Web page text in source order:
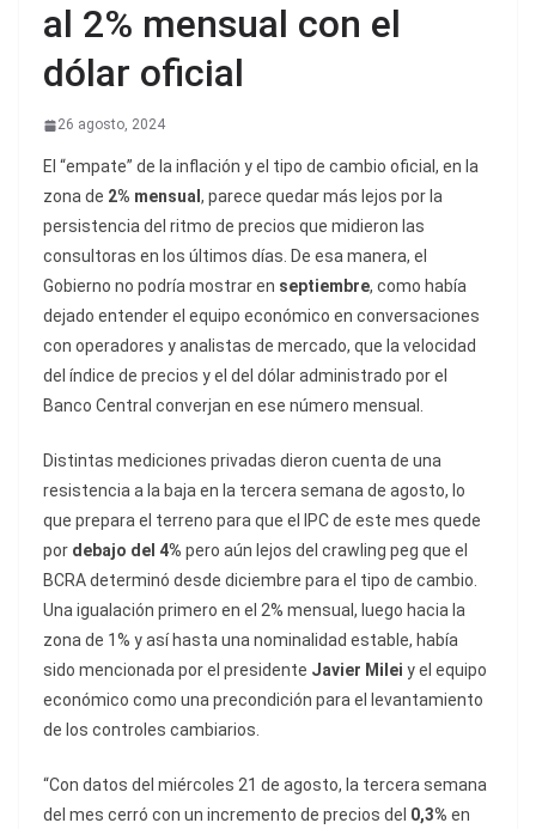
al 2% mensual con el
dólar oficial
26 agosto, 2024
El “empate” de la inflación y el tipo de cambio oficial, en la
zona de 2% mensual , parece quedar más lejos por la
persistencia del ritmo de precios que midieron las
consultoras en los últimos días. De esa manera, el
Gobierno no podría mostrar en septiembre, como había
dejado entender el equipo económico en conversaciones
con operadores y analistas de mercado, que la velocidad
del índice de precios y el del dólar administrado por el
Banco Central converjan en ese número mensual.
Distintas mediciones privadas dieron cuenta de una
resistencia a la baja en la tercera semana de agosto, lo
que prepara el terreno para que el IPC de este mes quede
por debajo del 4% pero aún lejos del crawling peg que el
BCRA determinó desde diciembre para el tipo de cambio.
Una igualación primero en el 2% mensual, luego hacia la
zona de 1% y así hasta una nominalidad estable, había
sido mencionada por el presidente Javier Milei y el equipo
económico como una precondición para el levantamiento
de los controles cambiarios.
“Con datos del miércoles 21 de agosto, la tercera semana
del mes cerró con un incremento de precios del 0,3% en